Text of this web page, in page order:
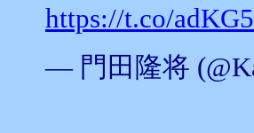
https://t.co/
— 門田隆将